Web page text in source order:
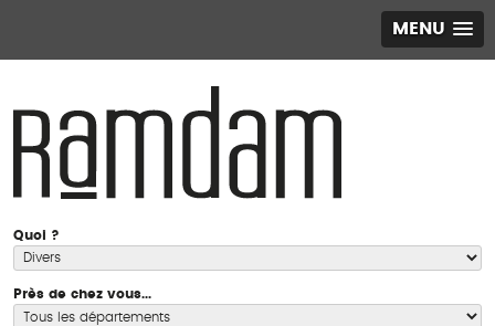
MENU
Quoi ?
Près de chez vous...